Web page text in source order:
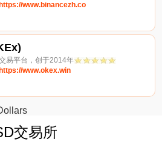
www.binancezh.co
易平台，创于2014年
www.okex.win
交易所